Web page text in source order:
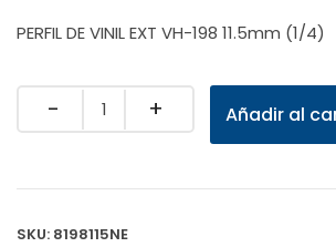
PERFIL DE VINIL EXT VH-198 11.5mm (1/4)
Quantity Añadir al
SKU: 8198115NE